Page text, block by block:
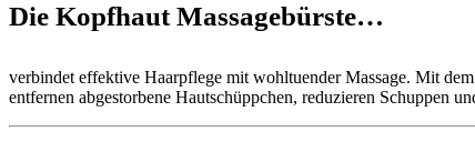
Die Kopfhaut Massagebürste…
verbindet effektive Haarpflege mit wohltuender Massage. Mit
entfernen abgestorbene Hautschüppchen, reduzieren Schuppen